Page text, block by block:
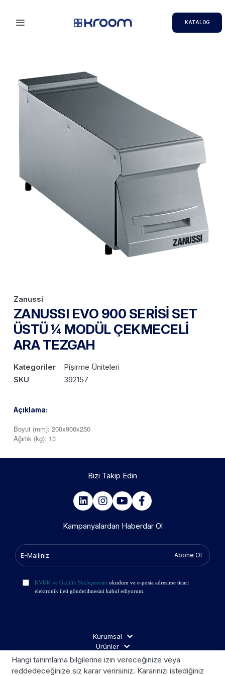
KATALOG
Zanussi
ZANUSSI EVO 900 SERİSİ SET
ÜSTÜ ¼ MODÜL ÇEKMECELİ
ARA TEZGAH
Kategoriler
Pişirme Üniteleri
SKU
392157
Açıklama:
Boyut (mm): 200x900x250
Ağırlık (kg): 13
Bizi Takip Edin
Kampanyalardan Haberdar Ol
Abone Ol
KVKK ve Gizlilik Sözleşmesini okudum ve e-posta adresime ticari
elektronik ileti gönderilmesini kabul ediyorum.
Kurumsal
Ürünler
İş Ortakları
Ziyaretçi Aydınlatma
Hangi tanımlama bilgilerine izin vereceğinize veya
reddedeceğinize siz karar verirsiniz. Kararınızı istediğiniz